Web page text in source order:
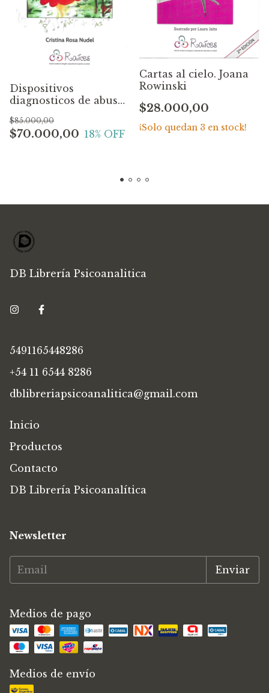
Dispositivos
diagnosticos de abuso
Cristina Rosa Nudel
$70.000,00
$85.000,00
18% OFF
Cartas al cielo. Joana
Rowinski
$28.000,00
¡Solo quedan 3 en stock!
DB Librería Psicoanalitica
5491165448286
+54 11 6544 8286
dblibreriapsicoanalitica@gmail.com
Inicio
Productos
Contacto
DB Librería Psicoanalítica
Newsletter
Medios de pago
Medios de envío